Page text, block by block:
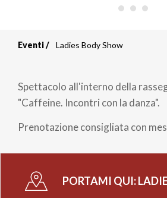
di
pane
Eventi Ladies Body Show
Spettacolo all'interno della
"Caffeine. Incontri con la danza".
Prenotazione consigliata con
PORTAMI QUI: